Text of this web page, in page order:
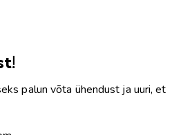
palun võta ühendust ja uuri, et